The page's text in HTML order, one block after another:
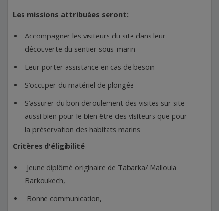
Les missions attribuées seront:
Accompagner les visiteurs du site dans leur
découverte du sentier sous-marin
Leur porter assistance en cas de besoin
S’occuper du matériel de plongée
S’assurer du bon déroulement des visites sur site
aussi bien pour le bien être des visiteurs que pour
la préservation des habitats marins
Critères d'éligibilité
Jeune diplômé originaire de Tabarka/ Malloula
Barkoukech,
Bonne communication,